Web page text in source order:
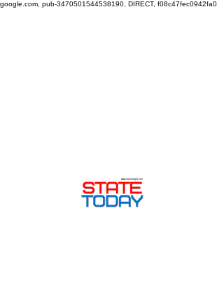
google.com, pub-3470501544538190, DIRECT, f08c47fec0942fa0